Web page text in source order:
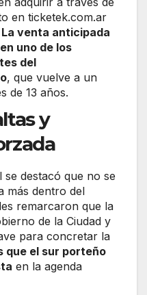
en ticketek.com.ar
La venta anticipada
uno de los
del
, que vuelve a un
de 13 años.
y
destacó que no se
más dentro del
remarcaron que la
de la Ciudad y
para concretar la
que el sur porteño
en la agenda